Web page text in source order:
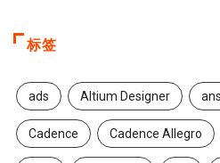
标签
ads Altium Designer
Cadence Cadence Allegro